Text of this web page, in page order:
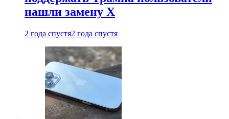
нашли замену X
2 года спустя2 года спустя